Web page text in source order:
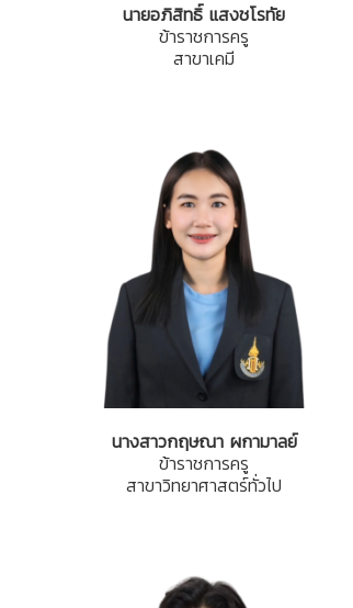
นายอภิสิทธิ์ แสงชโรทัย
ข้าราชการครู
สาขาเคมี
นางสาวกฤษณา ผกามาลย์
ข้าราชการครู
สาขาวิทยาศาสตร์ทั่วไป